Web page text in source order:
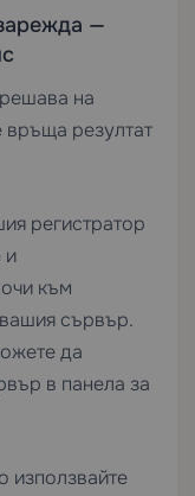
—
на
връща резултат
регистратор
и
към
сървър.
да
в панела за
използвайте